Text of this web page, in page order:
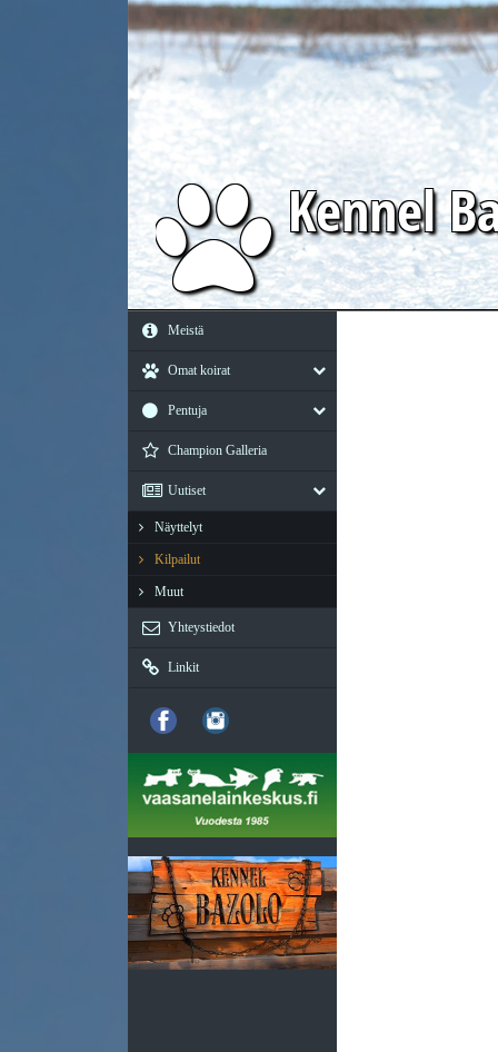
Kennel
Meistä
Omat koirat
Pentuja
Champion Galleria
Uutiset
Näyttelyt
Kilpailut
Muut
Yhteystiedot
Linkit